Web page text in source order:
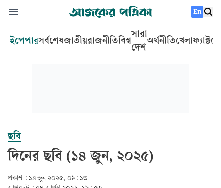
En
ইপেপারসর্বশেষজাতীয়রাজনীতিবিশ্ব
সারা
দেশ
অর্থনীতিখেলা
ছবি
দিনের ছবি (১৪ জুন, ২০২৫)
প্রকাশ : ১৪ জুন ২০২৫, ০৯: ১৩